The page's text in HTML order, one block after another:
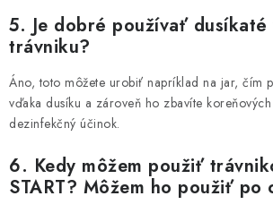
5. Je dobré používať dusíkaté
trávniku?
Áno, toto môžete urobiť napríklad na jar, čím
vďaka dusíku a zároveň ho zbavíte
dezinfekčný účinok.
6. Kedy môžem použiť
START? Môžem ho použiť po